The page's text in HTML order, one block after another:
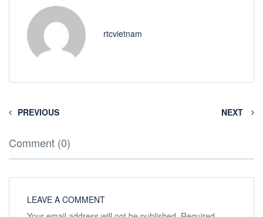
rtcvietnam
PREVIOUS NEXT
Comment (0)
LEAVE A COMMENT